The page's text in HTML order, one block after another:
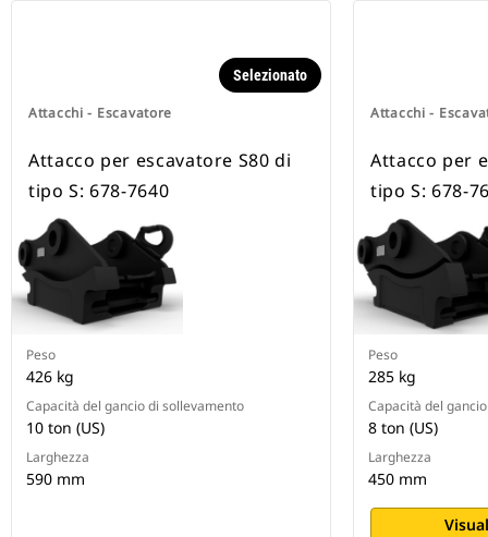
Attacchi - Escavatore
Selezionato
Attacco per escavatore S80 di
tipo S: 678-7640
Peso
426 kg
Capacità del gancio di sollevamento
10 ton (US)
Larghezza
590 mm
Attacchi -
Attacco per
tipo S: 678-
Peso
285 kg
Capacità del
8 ton (US)
Larghezza
450 mm